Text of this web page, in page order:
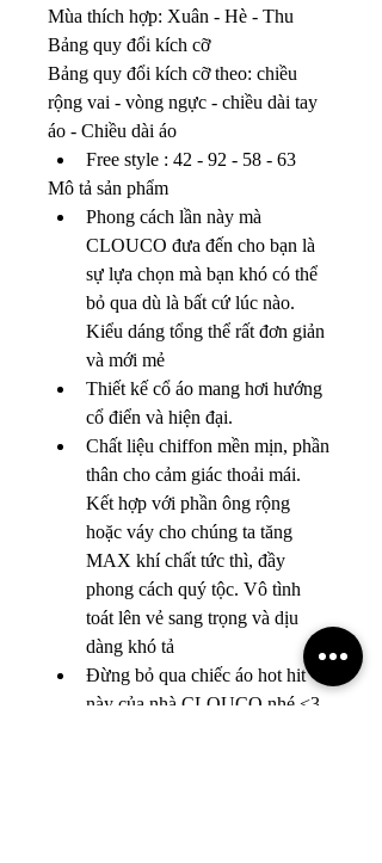
Mùa thích hợp: Xuân - Hè - Thu
Bảng quy đổi kích cỡ
Bảng quy đổi kích cỡ theo: chiều
rộng vai - vòng ngực - chiều dài tay
áo - Chiều dài áo
Free style : 42 - 92 - 58 - 63
Mô tả sản phẩm
Phong cách lần này mà
CLOUCO đưa đến cho bạn là
sự lựa chọn mà bạn khó có thể
bỏ qua dù là bất cứ lúc nào.
Kiểu dáng tổng thể rất đơn giản
và mới mẻ
Thiết kế cổ áo mang hơi hướng
cổ điển và hiện đại.
Chất liệu chiffon mền mịn, phần
thân cho cảm giác thoải mái.
Kết hợp với phần ông rộng
hoặc váy cho chúng ta tăng
MAX khí chất tức thì, đầy
phong cách quý tộc. Vô tình
toát lên vẻ sang trọng và dịu
dàng khó tả
Đừng bỏ qua chiếc áo hot hit
này của nhà CLOUCO nhé <3